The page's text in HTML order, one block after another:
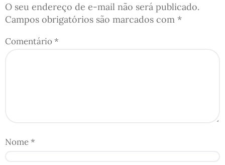
O seu endereço de e-mail não será publicado.
Campos obrigatórios são marcados com *
Comentário*
Nome*